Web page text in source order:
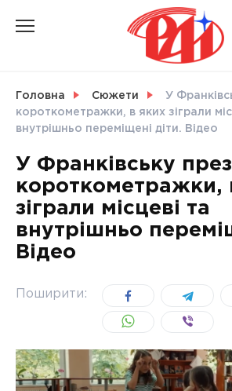
СВІТ
УКРАЇНА
Головна Сюжети
У
короткометражки, в яких зіграли
внутрішньо переміщені діти. Відео
У Франківську
короткометражки,
зіграли місцеві та
внутрішньо
Відео
Поширити: